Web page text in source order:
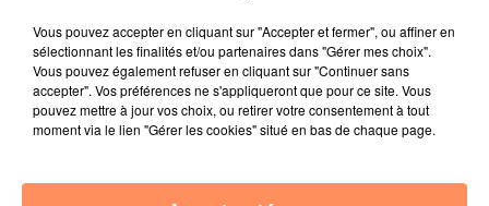
jusqu'au bout de la nuit !
10 mai 2022
Toulon : des quais électrifiés pour 2023 !
10 mai 2022
Vous pouvez accepter en cliquant sur "Accepter et fermer", ou affiner en
sélectionnant les finalités et/ou partenaires dans "Gérer mes choix".
Vous pouvez également refuser en cliquant sur "Continuer sans
accepter". Vos préférences ne s'appliqueront que pour ce site. Vous
pouvez mettre à jour vos choix, ou retirer votre consentement à tout
moment via le lien "Gérer les cookies" situé en bas de chaque page.